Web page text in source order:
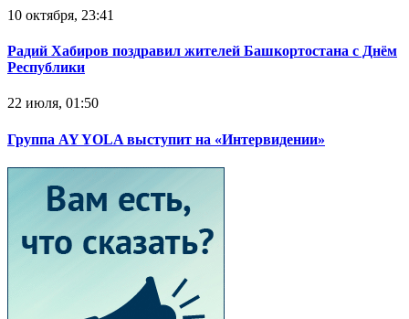
10 октября, 23:41
Радий Хабиров поздравил жителей Башкортостана с Днём
Республики
22 июля, 01:50
Группа AY YOLA выступит на «Интервидении»